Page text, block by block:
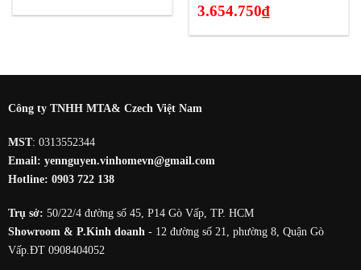
gốc
3.654.750₫
3.654.750₫.
Công ty TNHH MTA& Czech Việt Nam
MST: 0313552344
Email: yennguyen.vinhomevn@gmail.com
Hotline: 0903 722 138
Trụ sở: 50/22/4 đường số 45, P14 Gò Vấp, TP. HCM
Showroom & P.Kinh doanh - 12 đường số 21, phường 8, Quận Gò
Vấp.ĐT 0908404052